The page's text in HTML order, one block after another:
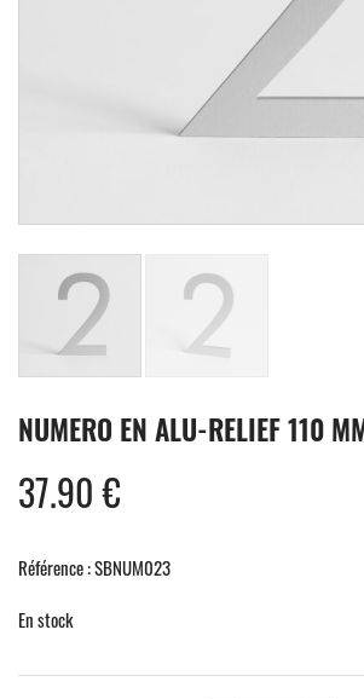
NUMERO EN ALU-RELIEF 110
37.90€
Référence : SBNUM023
En stock